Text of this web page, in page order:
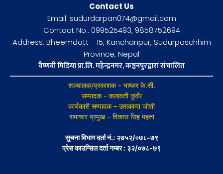
Contact Us
Email: sudurdarpan074@gmail.com
Contact No.: 099525493, 9858752694
Address: Bheemdatt - 15, Kanchanpur, Sudurpaschhim
Province, Nepal
वैष्णवी मिडिया प्रा.लि. महेन्द्रनगर, कञ्चनपुरद्वारा संचालित
सञ्चालक/प्रकाशक – भाष्कर के.सी.
सम्पादक - कलावती कुवँर
कार्यकारी सम्पादक – उमाकान्त जोशी
समाचार प्रमुख – विकास सिह महता
सुचना विभाग दर्ता नं.: २७५२/०७८–७९
प्रेस काउन्सिल दर्ता नम्बर : ३२/०७८-७९